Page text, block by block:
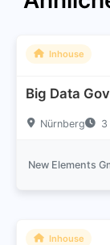
Inhouse
Big Data
Nürnberg 3
Inhouse